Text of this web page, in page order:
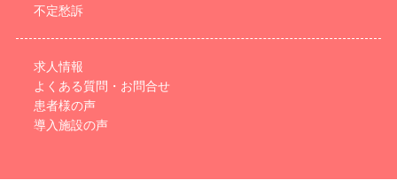
不定愁訴
求人情報
よくある質問・お問合せ
患者様の声
導入施設の声